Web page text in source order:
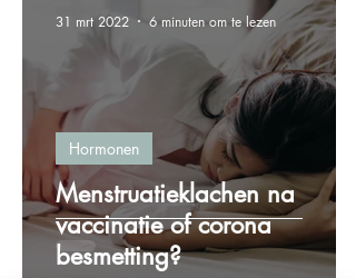
Menstruatieklachen na
vaccinatie of corona
besmetting?
Hormonen
31 mrt 2022 6 minuten om te lezen